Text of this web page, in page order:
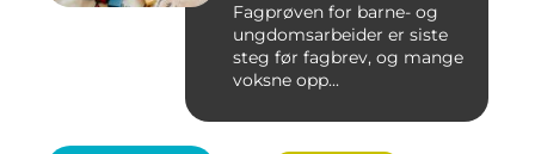
og VG2
Fagprøven for barne- og
ungdomsarbeider er siste
steg før fagbrev, og mange
voksne opp...